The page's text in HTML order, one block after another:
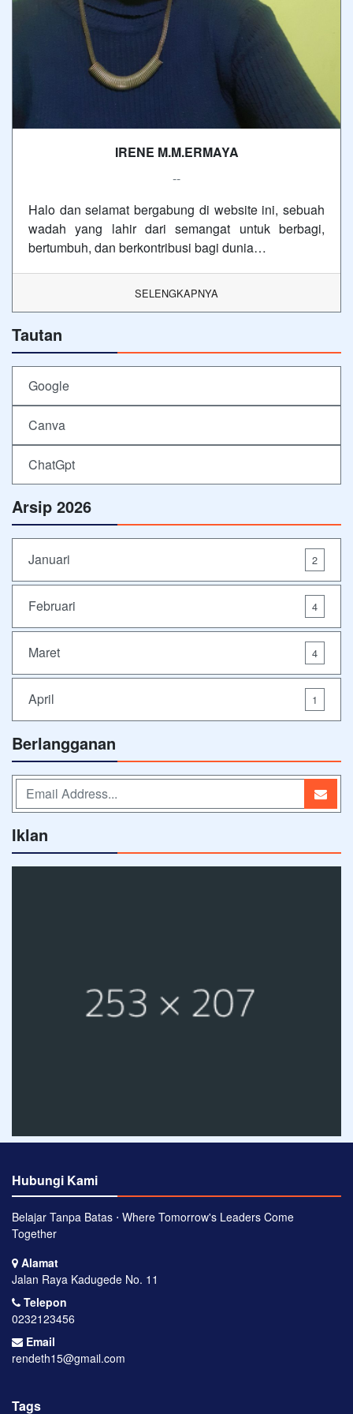
IRENE M.M.ERMAYA
--
Halo dan selamat bergabung di website ini, sebuah
wadah yang lahir dari semangat untuk berbagi,
bertumbuh, dan berkontribusi bagi dunia…
SELENGKAPNYA
Tautan
Google
Canva
ChatGpt
Arsip 2026
Januari 2
Februari 4
Maret 4
April 1
Berlangganan
Iklan
Hubungi Kami
Belajar Tanpa Batas ⋅ Where Tomorrow's Leaders Come
Together
Alamat
Jalan Raya Kadugede No. 11
Telepon
0232123456
Email
rendeth15@gmail.com
Tags